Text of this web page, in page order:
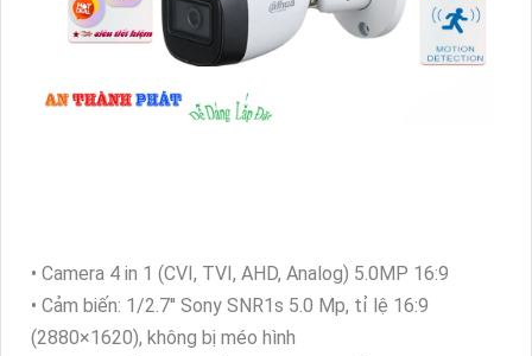
• Camera 4 in 1 (CVI, TVI, AHD, Analog) 5.0MP 16:9
• Cảm biến: 1/2.7'' Sony SNR1s 5.0 Mp, tỉ lệ 16:9
(2880×1620), không bị méo hình